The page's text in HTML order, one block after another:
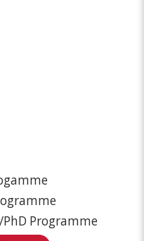
Programme